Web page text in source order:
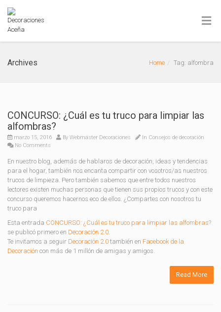
Archives Home Tag: alfombra
CONCURSO: ¿Cuál es tu truco para limpiar las
alfombras?
marzo 15, 2016 By Webmaster Decoraciones In Consejos de decoración
No Comments
En nuestro blog, además de hablaros de decoración, ideas y tendencias
para el hogar, también nos encanta compartir con vosotros/as nuestros
trucos de limpieza. Pero también sabemos que entre todos nuestros
lectores existen muchas personas que tienen sus propios trucos y con este
concurso queremos hacernos eco de ellos. ¿Compartes con nosotros tu
truco para
Esta entrada CONCURSO: ¿Cuál es tu truco para limpiar las alfombras?
se publicó primero en Decoración 2.0.
Te invitamos a seguir Decoración 2.0 también en Facebook de la
Decoración con más de 1 millón de amigas y amigos.
Read More